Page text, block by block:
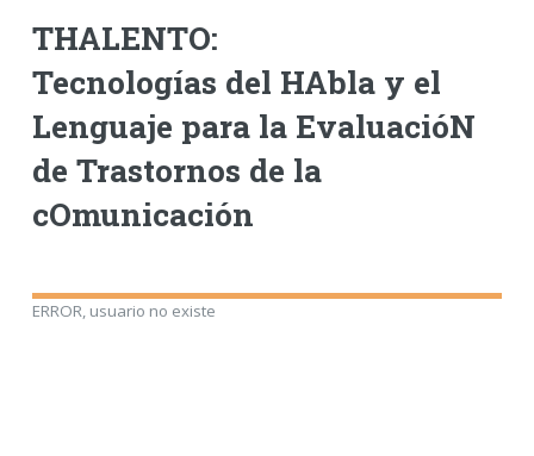
THALENTO:
Tecnologías del HAbla y el
Lenguaje para la EvaluacióN
de Trastornos de la
cOmunicación
ERROR, usuario no existe